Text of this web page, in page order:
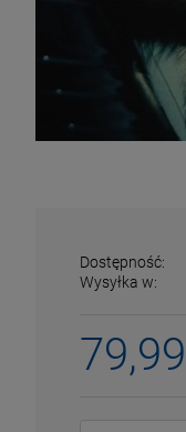
Dostępność:
Wysyłka w: